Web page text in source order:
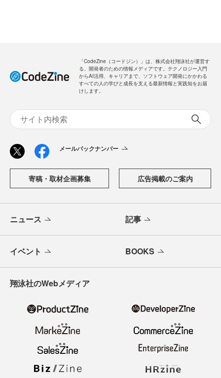
「CodeZine（コードジン）」は、株式会社翔泳社が運営す
る、開発者のための情報メディアです。テクノロジー入門
からAI活用、キャリアまで、ソフトウェア開発にかかわる
すべての人の学びと成長を支える最新情報と実践知をお届
けします。
メールバックナンバー
寄稿・取材企画募集 広告掲載のご案内
ニュース 記事
イベント BOOKS
翔泳社のWebメディア